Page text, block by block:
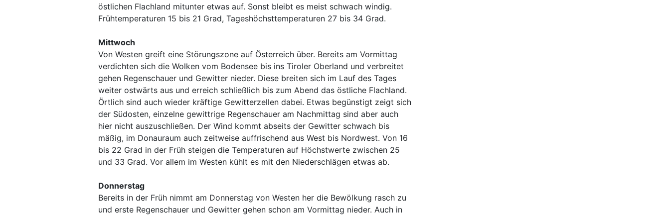
östlichen Flachland mitunter etwas auf. Sonst bleibt es meist schwach windig.
Frühtemperaturen 15 bis 21 Grad, Tageshöchsttemperaturen 27 bis 34 Grad.
Mittwoch
Von Westen greift eine Störungszone auf Österreich über. Bereits am Vormittag
verdichten sich die Wolken vom Bodensee bis ins Tiroler Oberland und verbreitet
gehen Regenschauer und Gewitter nieder. Diese breiten sich im Lauf des Tages
weiter ostwärts aus und erreich schließlich bis zum Abend das östliche Flachland.
Örtlich sind auch wieder kräftige Gewitterzellen dabei. Etwas begünstigt zeigt sich
der Südosten, einzelne gewittrige Regenschauer am Nachmittag sind aber auch
hier nicht auszuschließen. Der Wind kommt abseits der Gewitter schwach bis
mäßig, im Donauraum auch zeitweise auffrischend aus West bis Nordwest. Von 16
bis 22 Grad in der Früh steigen die Temperaturen auf Höchstwerte zwischen 25
und 33 Grad. Vor allem im Westen kühlt es mit den Niederschlägen etwas ab.
Donnerstag
Bereits in der Früh nimmt am Donnerstag von Westen her die Bewölkung rasch zu
und erste Regenschauer und Gewitter gehen schon am Vormittag nieder. Auch in